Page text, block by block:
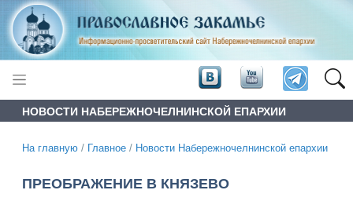
НОВОСТИ НАБЕРЕЖНОЧЕЛНИНСКОЙ ЕПАРХИИ
На главную / Главное / Новости Набережночелнинской епархии
ПРЕОБРАЖЕНИЕ В КНЯЗЕВО